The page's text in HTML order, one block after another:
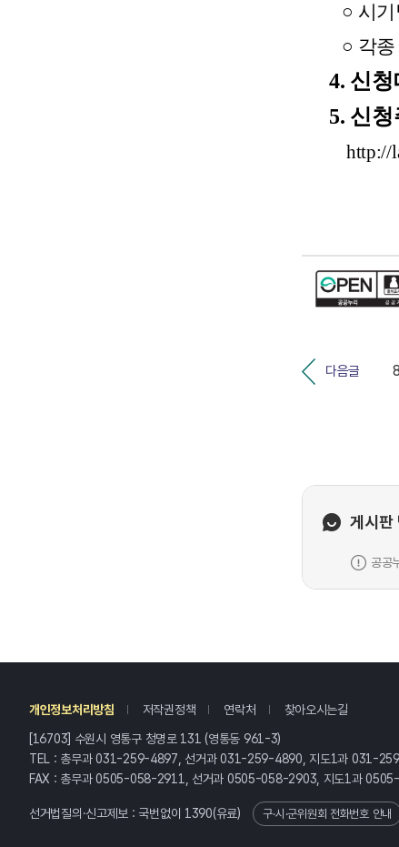
○ 시기
○ 각종
4. 신
5. 신
http://
다음글
게시판
공공
개인정보처리방침 저작권정책 연락처 찾아오시는길
[16703] 수원시 영통구 청명로 131 (영통동 961-3)
TEL : 총무과 031-259-4897, 선거과 031-259-4890, 지도1과 031-
FAX : 총무과 0505-058-2911, 선거과 0505-058-2903, 지도1과
선거법질의·신고제보 : 국번없이 1390(유료) 구·시·군위원회 전화번호 안내